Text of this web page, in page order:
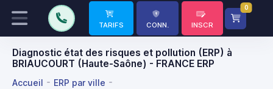
TARIFS CONN. INSCR
0
Diagnostic état des risques et pollution (ERP) à
BRIAUCOURT (Haute-Saône) - FRANCE ERP
Accueil ERP par ville